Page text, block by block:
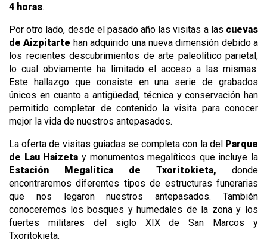
4 horas.
Por otro lado, desde el pasado año las visitas a las cuevas
de Aizpitarte han adquirido una nueva dimensión debido a
los recientes descubrimientos de arte paleolítico parietal,
lo cual obviamente ha limitado el acceso a las mismas.
Este hallazgo que consiste en una serie de grabados
únicos en cuanto a antigüedad, técnica y conservación han
permitido completar de contenido la visita para conocer
mejor la vida de nuestros antepasados.
La oferta de visitas guiadas se completa con la del Parque
de Lau Haizeta y monumentos megalíticos que incluye la
Estación Megalítica de Txoritokieta, donde
encontraremos diferentes tipos de estructuras funerarias
que nos legaron nuestros antepasados. También
conoceremos los bosques y humedales de la zona y los
fuertes militares del siglo XIX de San Marcos y
Txoritokieta.